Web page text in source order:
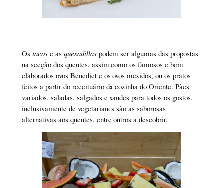
Os tacose as quesadillaspodem ser algumas das propostas
na secção dos quentes, assim como os famosos e bem
elaborados ovos Benedict e os ovos mexidos, ou os pratos
feitos a partir do receituário da cozinha do Oriente. Pães
variados, saladas, salgados e sandes para todos os gostos,
inclusivamente de vegetarianos são as saborosas
alternativas aos quentes, entre outros a descobrir.